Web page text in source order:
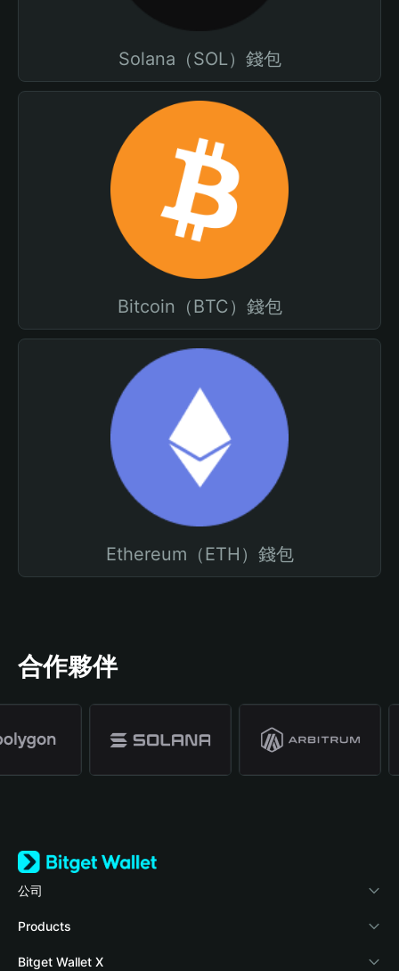
Solana（SOL）錢包
Bitcoin（BTC）錢包
Ethereum（ETH）錢包
合作夥伴
公司
關於 Bitget Wallet
部落格
Products
Crypto Card
Bitget Wallet X